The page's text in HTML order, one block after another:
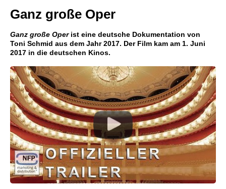
Ganz große Oper
Ganz große Operist eine deutsche Dokumentation von
Toni Schmid aus dem Jahr 2017. Der Film kam am 1. Juni
2017 in die deutschen Kinos.